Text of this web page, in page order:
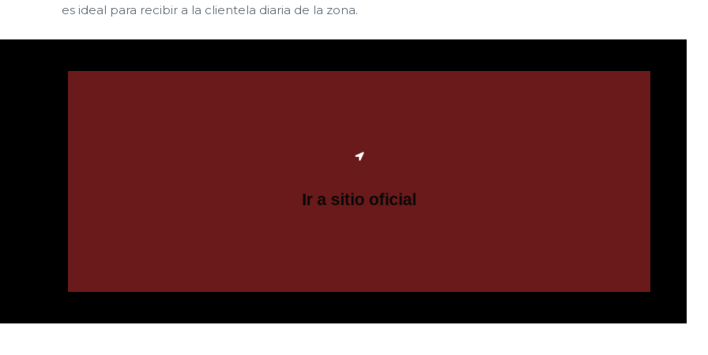
es ideal para recibir a la clientela diaria de la zona.
Ir a sitio oficial